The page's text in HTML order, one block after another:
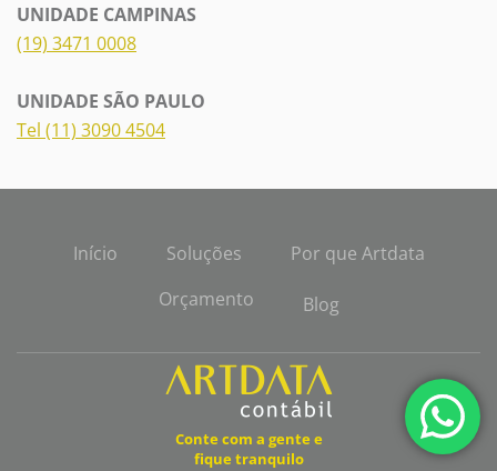
UNIDADE CAMPINAS
(19) 3471 0008
UNIDADE SÃO PAULO
Tel (11) 3090 4504
Início Soluções
Por que Artdata
Orçamento
Blog
Conte com a gente e
fique tranquilo